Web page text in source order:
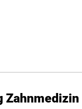
Zahnmedizin